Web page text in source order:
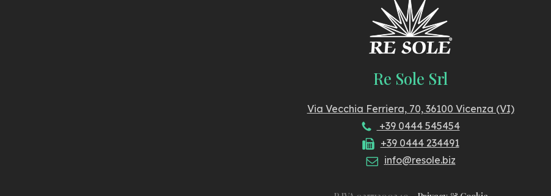
Re Sole Srl
Via Vecchia Ferriera, 70, 36100 Vicenza (VI)
+39 0444 545454
+39 0444 234491
info@resole.biz